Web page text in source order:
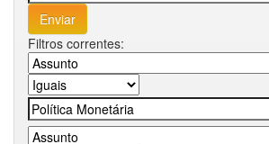
Filtros correntes: